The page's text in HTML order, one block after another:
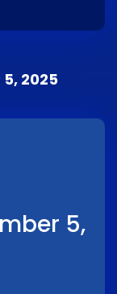
5, 2025
5,